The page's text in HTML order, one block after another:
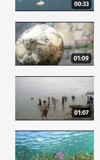
00:33
01:09
01:07